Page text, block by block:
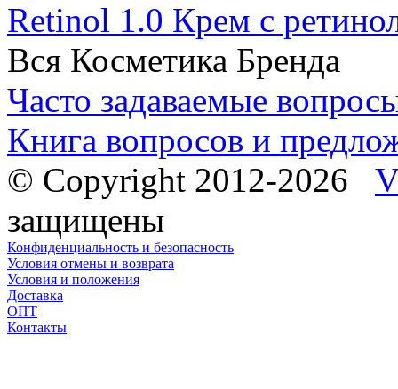
Retinol 1.0 Крем с
Вся Косметика Бренда
Часто задаваемые
Книга вопросов и
© Copyright 2012-2026
защищены
Конфиденциальность и безопасность
Условия отмены и возврата
Условия и положения
Доставка
ОПТ
Контакты